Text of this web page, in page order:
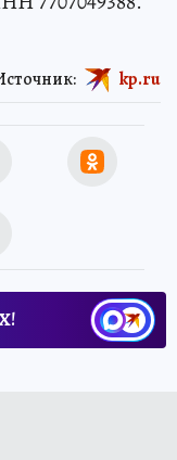
kp.ru